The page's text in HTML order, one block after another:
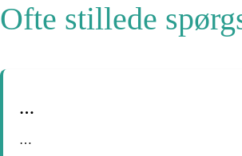
Ofte stillede
…
…